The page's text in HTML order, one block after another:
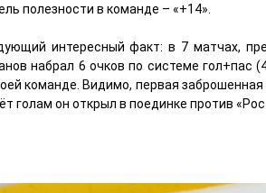
полезности в команде – «+14».
интересный факт: в 7 матчах,
набрал 6 очков по системе гол+пас
команде. Видимо, первая
голам он открыл в поединке против